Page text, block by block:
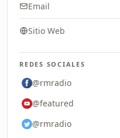
Email
Sitio Web
REDES SOCIALES
@rmradio
@featured
@rmradio